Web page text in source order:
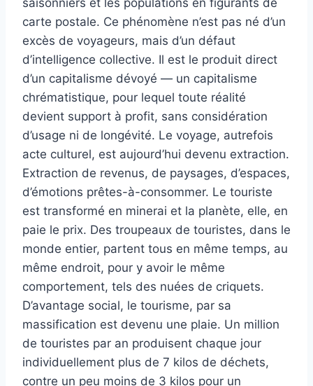
saisonniers et les populations en figurants de
carte postale. Ce phénomène n’est pas né d’un
excès de voyageurs, mais d’un défaut
d’intelligence collective. Il est le produit direct
d’un capitalisme dévoyé — un capitalisme
chrématistique, pour lequel toute réalité
devient support à profit, sans considération
d’usage ni de longévité. Le voyage, autrefois
acte culturel, est aujourd’hui devenu extraction.
Extraction de revenus, de paysages, d’espaces,
d’émotions prêtes-à-consommer. Le touriste
est transformé en minerai et la planète, elle, en
paie le prix. Des troupeaux de touristes, dans le
monde entier, partent tous en même temps, au
même endroit, pour y avoir le même
comportement, tels des nuées de criquets.
D’avantage social, le tourisme, par sa
massification est devenu une plaie. Un million
de touristes par an produisent chaque jour
individuellement plus de 7 kilos de déchets,
contre un peu moins de 3 kilos pour un